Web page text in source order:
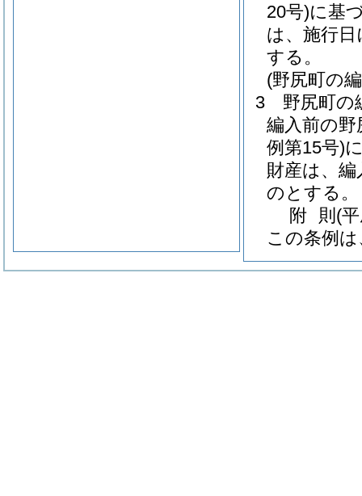
20号)に基
は、施行
する。
(野尻町の
3
野尻町の
編入前の野
例第15号)
財産は、
のとする。
附 則 (
この条例